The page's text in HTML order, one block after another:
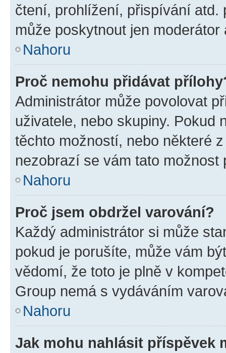
čtení, prohlížení, přispívání atd.
může poskytnout jen
Nahoru
Proč nemohu přidávat
Administrátor může povolovat
uživatele, nebo skupiny. Pokud
těchto možností, nebo některé
nezobrazí se vám tato
Nahoru
Proč jsem obdržel varování?
Každý administrátor si může
pokud je porušíte, může vám
vědomí, že toto je plně v
Group nemá s vydáváním
Nahoru
Jak mohu nahlásit příspěvek